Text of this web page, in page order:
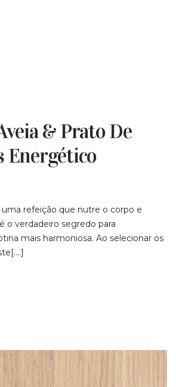
& Prato De
Energético
refeição que nutre o corpo e
o verdadeiro segredo para
mais harmoniosa. Ao selecionar os